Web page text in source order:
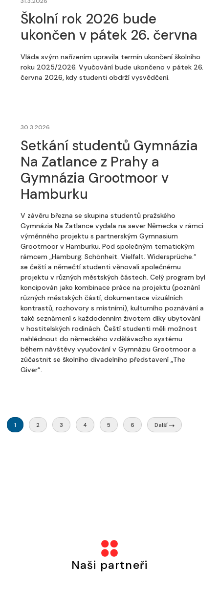
Školní rok 2026 bude
ukončen v pátek 26. června
Vláda svým nařízením upravila termín ukončení školního
roku 2025/2026. Vyučování bude ukončeno v pátek 26.
června 2026, kdy studenti obdrží vysvědčení.
30.3.2026
Setkání studentů Gymnázia
Na Zatlance z Prahy a
Gymnázia Grootmoor v
Hamburku
V závěru března se skupina studentů pražského
Gymnázia Na Zatlance vydala na sever Německa v rámci
výměnného projektu s partnerským Gymnasium
Grootmoor v Hamburku. Pod společným tematickým
rámcem „Hamburg: Schönheit. Vielfalt. Widersprüche.“
se čeští a němečtí studenti věnovali společnému
projektu v různých městských částech. Celý program byl
koncipován jako kombinace práce na projektu (poznání
různých městských částí, dokumentace vizuálních
kontrastů, rozhovory s místními), kulturního poznávání a
také seznámení s každodenním životem díky ubytování
v hostitelských rodinách. Čeští studenti měli možnost
nahlédnout do německého vzdělávacího systému
během návštěvy vyučování v Gymnáziu Grootmoor a
zúčastnit se školního divadelního představení „The
Giver“.
1 2 3 4 5 6 Další
Naši partneři